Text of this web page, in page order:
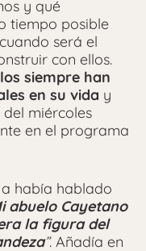
y qué
tiempo posible
será el
con ellos.
siempre han
en su vida y
miércoles
en el programa
había hablado
abuelo Cayetano
la figura del
”. Añadía en